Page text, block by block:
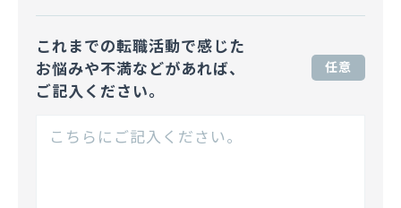
これまでの転職活動で感じた
お悩みや不満などがあれば、
ご記入ください。
任意